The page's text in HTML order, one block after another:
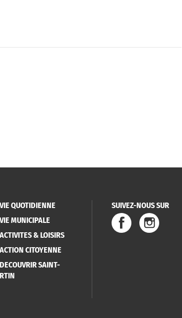
VIE QUOTIDIENNE
VIE MUNICIPALE
ACTIVITES & LOISIRS
ACTION CITOYENNE
DECOUVRIR SAINT-
SUIVEZ-NOUS SUR